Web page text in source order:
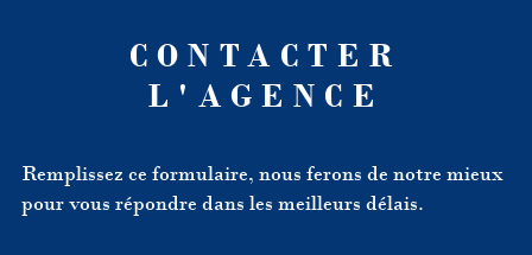
CONTACTER
L'AGENCE
Remplissez ce formulaire, nous ferons de notre mieux
pour vous répondre dans les meilleurs délais.